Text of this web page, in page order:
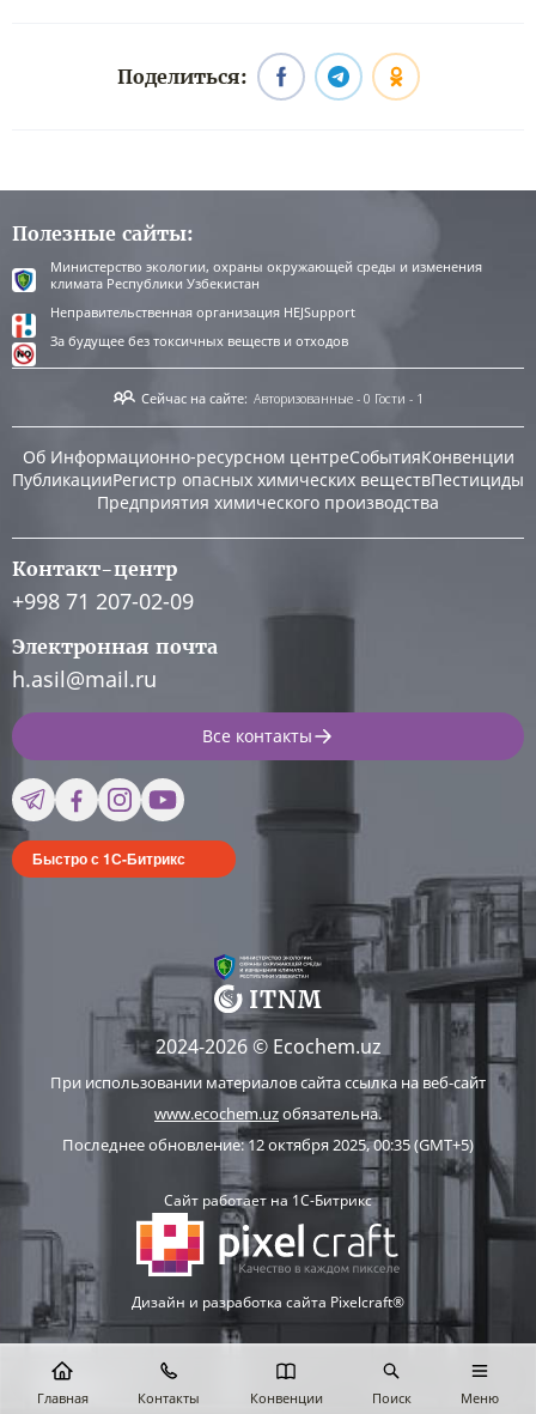
Поделиться:
Полезные сайты:
Министерство экологии, охраны окружающей среды и изменения
климата Республики Узбекистан
Неправительственная организация HEJSupport
За будущее без токсичных веществ и отходов
Сейчас на сайте: Авторизованные - 0 Гости - 1
Об Информационно-ресурсном центреСобытияКонвенции
ПубликацииРегистр опасных химических веществПестициды
Предприятия химического производства
Контакт-центр
+998 71 207-02-09
Электронная почта
h.asil@mail.ru
Все контакты
Быстро с 1С-Битрикс
2024-2026 © Ecochem.uz
При использовании материалов сайта ссылка на веб-сайт
www.ecochem.uzобязательна.
Последнее обновление: 12 октября 2025, 00:35 (GMT+5)
Сайт работает на 1C-Битрикс
Дизайн и разработка сайта Pixelcraft®
Главная Контакты Конвенции Поиск Меню